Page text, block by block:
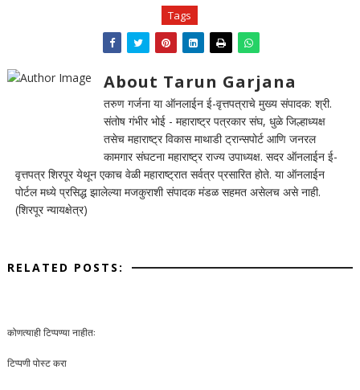
Tags
About Tarun Garjana
तरुण गर्जना या ऑनलाईन ई-वृत्तपत्राचे मुख्य संपादक: श्री.
संतोष गंभीर भोई - महाराष्ट्र पत्रकार संघ, धुळे जिल्हाध्यक्ष
तसेच महाराष्ट्र विकास माथाडी ट्रान्सपोर्ट आणि जनरल
कामगार संघटना महाराष्ट्र राज्य उपाध्यक्ष. सदर ऑनलाईन ई-
वृत्तपत्र शिरपूर येथून एकाच वेळी महाराष्ट्रात सर्वत्र प्रसारित होते. या ऑनलाईन
पोर्टल मध्ये प्रसिद्ध झालेल्या मजकुराशी संपादक मंडळ सहमत असेलच असे नाही.
(शिरपूर न्यायक्षेत्र)
RELATED POSTS:
कोणत्याही टिप्पण्‍या नाहीत:
टिप्पणी पोस्ट करा